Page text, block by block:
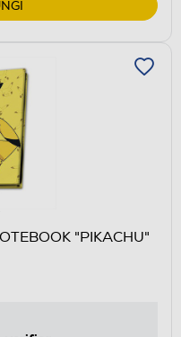
"PIKACHU"